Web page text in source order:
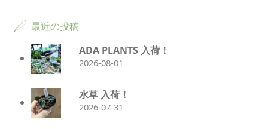
最近の投稿
ADA PLANTS 入荷！
2026-08-01
水草 入荷！
2026-07-31